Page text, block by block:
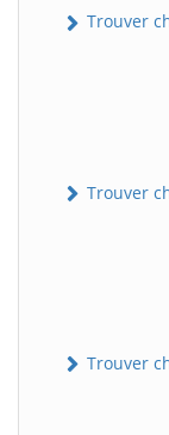
Trouver
Trouver
Trouver